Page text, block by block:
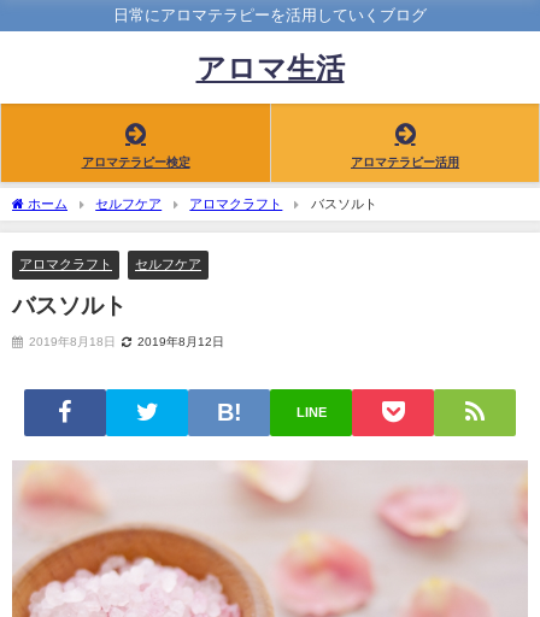
日常にアロマテラピーを活用していくブログ
アロマ生活
アロマテラピー検定 アロマテラピー活用
ホーム セルフケア アロマクラフト バスソルト
アロマクラフト セルフケア
バスソルト
2019年8月18日 2019年8月12日
LINE